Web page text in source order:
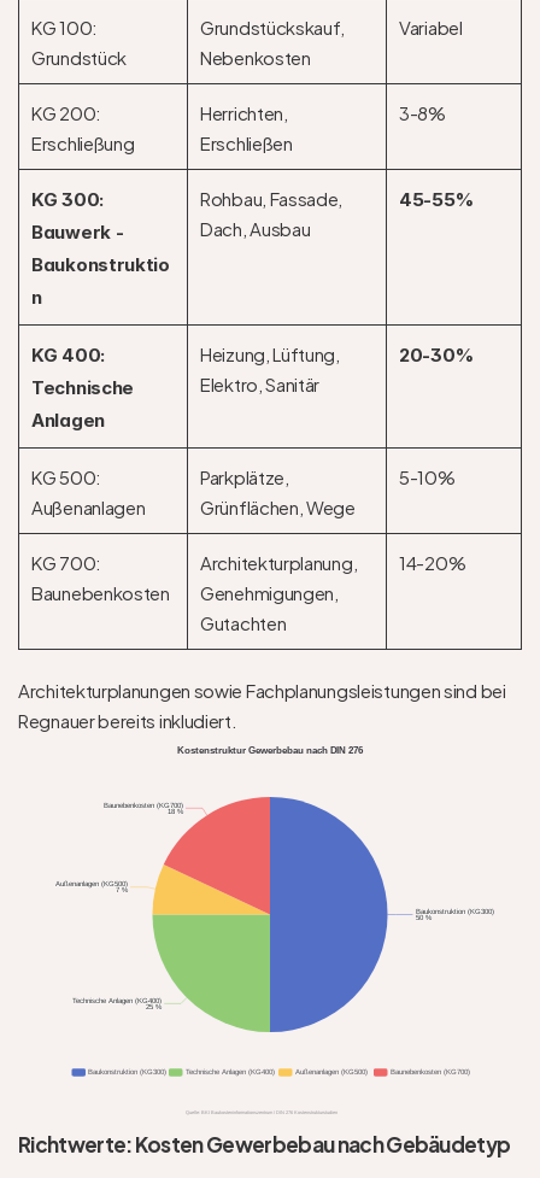
KG 100:
Grundstück
Grundstückskauf,
Nebenkosten
Variabel
KG 200:
Erschließung
Herrichten,
Erschließen
3-8%
KG 300:
Bauwerk -
Baukonstruktio
n
Rohbau, Fassade,
Dach, Ausbau
45-55%
KG 400:
Technische
Anlagen
Heizung, Lüftung,
Elektro, Sanitär
20-30%
KG 500:
Außenanlagen
Parkplätze,
Grünflächen, Wege
5-10%
KG 700:
Baunebenkosten
Architekturplanung,
Genehmigungen,
Gutachten
14-20%
Architekturplanungen sowie Fachplanungsleistungen sind bei
Regnauer bereits inkludiert.
Quelle: BKI Baukosteninformationszentrum / DIN 276 Kostenstrukturstudien
Baukonstruktion (KG300)
50 %
Technische Anlagen (KG400)
25 %
Außenanlagen (KG500)
7 %
Baunebenkosten (KG700)
18 %
Baukonstruktion (KG300) Technische Anlagen (KG400) Außenanlagen (KG500) Baunebenkosten (KG700)
Kostenstruktur Gewerbebau nach DIN 276
Richtwerte: Kosten Gewerbebau nach Gebäudetyp